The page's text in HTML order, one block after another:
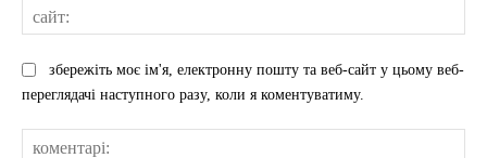
збережіть моє ім'я, електронну пошту та веб-сайт у цьому веб-
переглядачі наступного разу, коли я коментуватиму.